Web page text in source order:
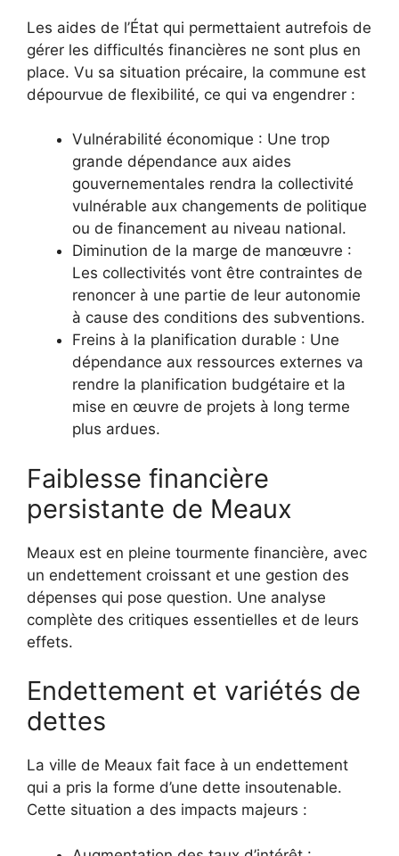
Les aides de l’État qui permettaient autrefois de
gérer les difficultés financières ne sont plus en
place. Vu sa situation précaire, la commune est
dépourvue de flexibilité, ce qui va engendrer :
Vulnérabilité économique : Une trop
grande dépendance aux aides
gouvernementales rendra la collectivité
vulnérable aux changements de politique
ou de financement au niveau national.
Diminution de la marge de manœuvre :
Les collectivités vont être contraintes de
renoncer à une partie de leur autonomie
à cause des conditions des subventions.
Freins à la planification durable : Une
dépendance aux ressources externes va
rendre la planification budgétaire et la
mise en œuvre de projets à long terme
plus ardues.
Faiblesse financière
persistante de Meaux
Meaux est en pleine tourmente financière, avec
un endettement croissant et une gestion des
dépenses qui pose question. Une analyse
complète des critiques essentielles et de leurs
effets.
Endettement et variétés de
dettes
La ville de Meaux fait face à un endettement
qui a pris la forme d’une dette insoutenable.
Cette situation a des impacts majeurs :